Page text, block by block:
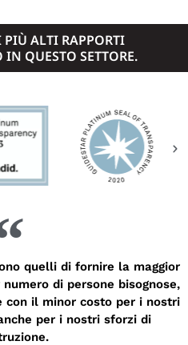
ALTI RAPPORTI
QUESTO SETTORE.
quelli di fornire la maggior
di persone bisognose,
con il minor costo per i nostri
per i nostri sforzi di